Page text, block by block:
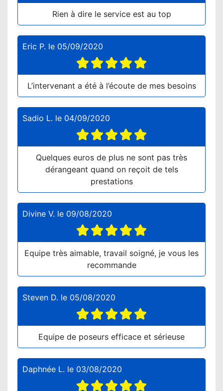
Rien à dire le service est au top
Eric P. le 05/09/2020
L’intervenant a été à l’écoute de mes besoins
Sadio L. le 04/09/2020
Quelques euros de plus ne sont pas très
dérangeant quand on reçoit de tels
prestations
Divine V. le 09/08/2020
Equipe très aimable, travail soigné, je vous les
recommande
Steven D. le 05/08/2020
Equipe de poseurs efficace et sérieuse
Daphnée L. le 03/08/2020